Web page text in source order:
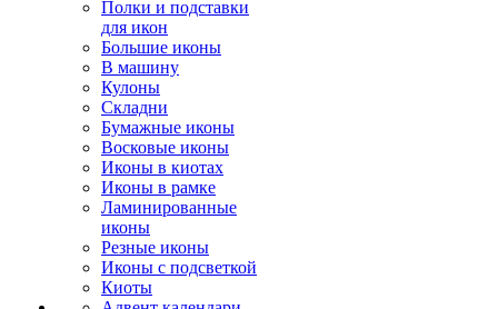
Полки и подставки
для икон
Большие иконы
В машину
Кулоны
Складни
Бумажные иконы
Восковые иконы
Иконы в киотах
Иконы в рамке
Ламинированные
иконы
Резные иконы
Иконы с подсветкой
Киоты